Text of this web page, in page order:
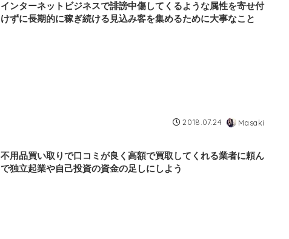
インターネットビジネスで誹謗中傷してくるような属性を寄せ付
けずに長期的に稼ぎ続ける見込み客を集めるために大事なこと
2018.07.24 Masaki
不用品買い取りで口コミが良く高額で買取してくれる業者に頼ん
で独立起業や自己投資の資金の足しにしよう